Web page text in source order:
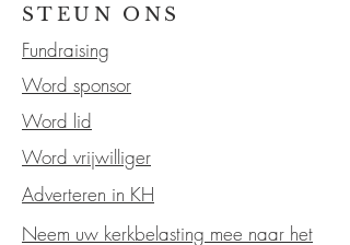
STEUN ONS
Fundraising
Word sponsor
Word lid
Word vrijwilliger
Adverteren in KH
Neem uw kerkbelasting mee naar het